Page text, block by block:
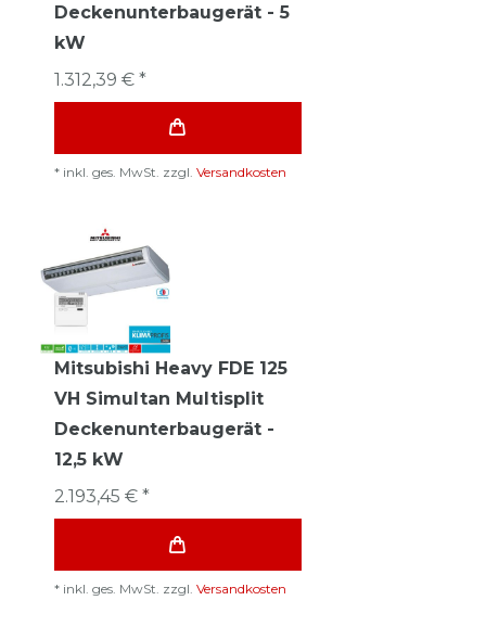
Deckenunterbaugerät - 5
kW
1.312,39 € *
* inkl. ges. MwSt. zzgl. Versandkosten
Mitsubishi Heavy FDE 125
VH Simultan Multisplit
Deckenunterbaugerät -
12,5 kW
2.193,45 € *
* inkl. ges. MwSt. zzgl. Versandkosten